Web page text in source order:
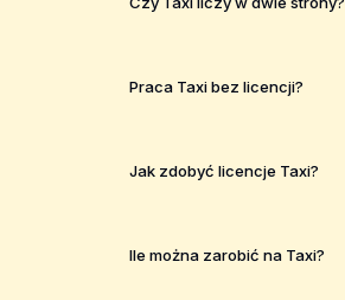
Praca Taxi bez licencji?
Jak zdobyć licencje Taxi?
Ile można zarobić na Taxi?